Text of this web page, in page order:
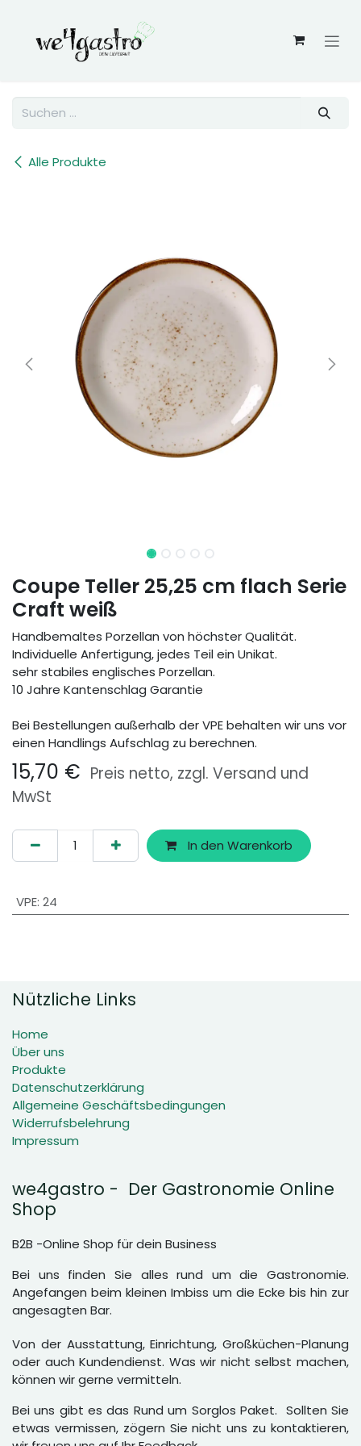
Alle Produkte
Coupe Teller 25,25 cm flach Serie
Craft weiß
Handbemaltes Porzellan von höchster Qualität.
Individuelle Anfertigung, jedes Teil ein Unikat.
sehr stabiles englisches Porzellan.
10 Jahre Kantenschlag Garantie
Bei Bestellungen außerhalb der VPE behalten wir uns vor
einen Handlings Aufschlag zu berechnen.
15,70 € Preis netto, zzgl. Versand und
MwSt
In den Warenkorb
VPE: 24
Nützliche Links
Home
Über uns
Produkte
Datenschutzerklärung
Allgemeine Geschäftsbedingungen
Widerrufsbelehrung
Impressum
we4gastro - Der Gastronomie Online
Shop
B2B -Online Shop für dein Business
Bei uns finden Sie alles rund um die Gastronomie.
Angefangen beim kleinen Imbiss um die Ecke bis hin zur
angesagten Bar.
Von der Ausstattung, Einrichtung, Großküchen-Planung
oder auch Kundendienst. Was wir nicht selbst machen,
können wir gerne vermitteln.
Bei uns gibt es das Rund um Sorglos Paket. Sollten Sie
etwas vermissen, zögern Sie nicht uns zu kontaktieren,